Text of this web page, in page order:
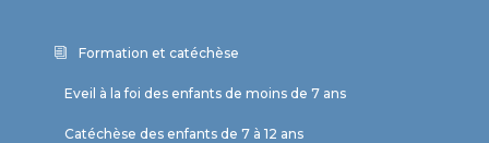
Formation et catéchèse
Eveil à la foi des enfants de moins de 7 ans
Catéchèse des enfants de 7 à 12 ans